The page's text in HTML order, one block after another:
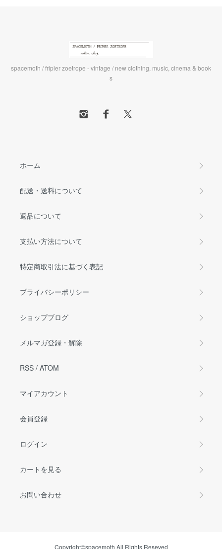
spacemoth / fripier zoetrope - vintage / new clothing, music, cinema & book
s
ホーム
配送・送料について
返品について
支払い方法について
特定商取引法に基づく表記
プライバシーポリシー
ショップブログ
メルマガ登録・解除
RSS / ATOM
マイアカウント
会員登録
ログイン
カートを見る
お問い合わせ
Copyright©spacemoth All Rights Reseved